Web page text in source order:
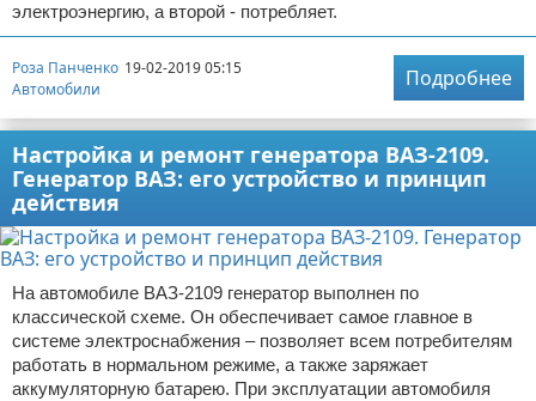
электроэнергию, а второй - потребляет.
Роза Панченко 19-02-2019 05:15
Автомобили
Подробнее
Настройка и ремонт генератора ВАЗ-2109.
Генератор ВАЗ: его устройство и принцип
действия
На автомобиле ВАЗ-2109 генератор выполнен по
классической схеме. Он обеспечивает самое главное в
системе электроснабжения – позволяет всем потребителям
работать в нормальном режиме, а также заряжает
аккумуляторную батарею. При эксплуатации автомобиля